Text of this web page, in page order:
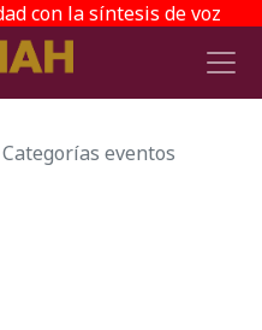
con la síntesis de voz
Categorías eventos